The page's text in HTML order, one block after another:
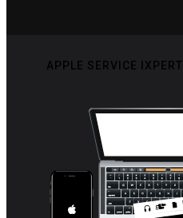
APPLE SERVICE IXPERT